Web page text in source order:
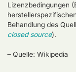
Lizenzbedingungen
Behandlung des
closed source).
– Quelle: Wikipedia